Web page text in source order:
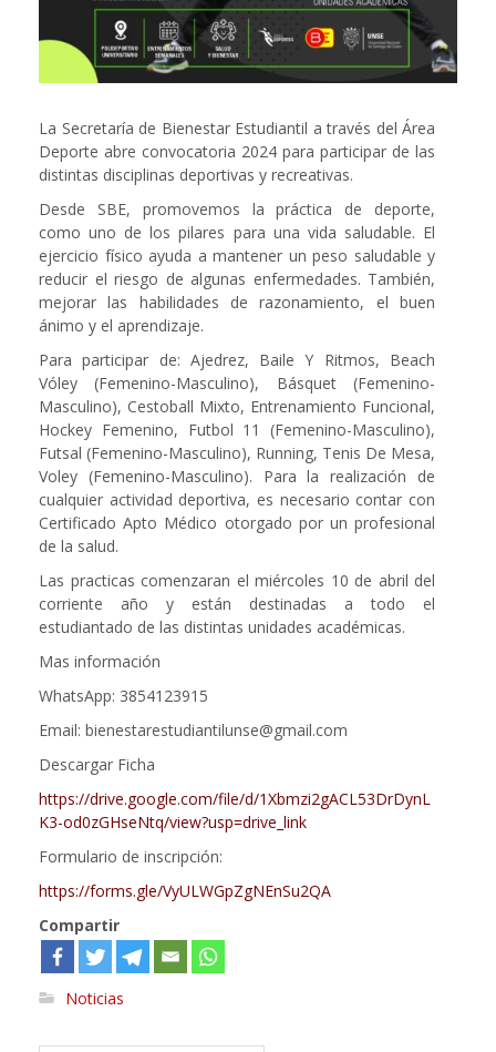
La Secretaría de Bienestar Estudiantil a través del Área
Deporte abre convocatoria 2024 para participar de las
distintas disciplinas deportivas y recreativas.
Desde SBE, promovemos la práctica de deporte,
como uno de los pilares para una vida saludable. El
ejercicio físico ayuda a mantener un peso saludable y
reducir el riesgo de algunas enfermedades. También,
mejorar las habilidades de razonamiento, el buen
ánimo y el aprendizaje.
Para participar de: Ajedrez, Baile Y Ritmos, Beach
Vóley (Femenino-Masculino), Básquet (Femenino-
Masculino), Cestoball Mixto, Entrenamiento Funcional,
Hockey Femenino, Futbol 11 (Femenino-Masculino),
Futsal (Femenino-Masculino), Running, Tenis De Mesa,
Voley (Femenino-Masculino). Para la realización de
cualquier actividad deportiva, es necesario contar con
Certificado Apto Médico otorgado por un profesional
de la salud.
Las practicas comenzaran el miércoles 10 de abril del
corriente año y están destinadas a todo el
estudiantado de las distintas unidades académicas.
Mas información
WhatsApp: 3854123915
Email: bienestarestudiantilunse@gmail.com
Descargar Ficha
https://drive.google.com/file/d/1Xbmzi2gACL53DrDynL
K3-od0zGHseNtq/view?usp=drive_link
Formulario de inscripción:
https://forms.gle/VyULWGpZgNEnSu2QA
Compartir
Noticias